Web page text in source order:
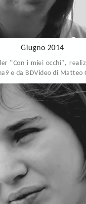
Giugno 2014
"Con i miei occhi",
e da BDVideo di Matteo